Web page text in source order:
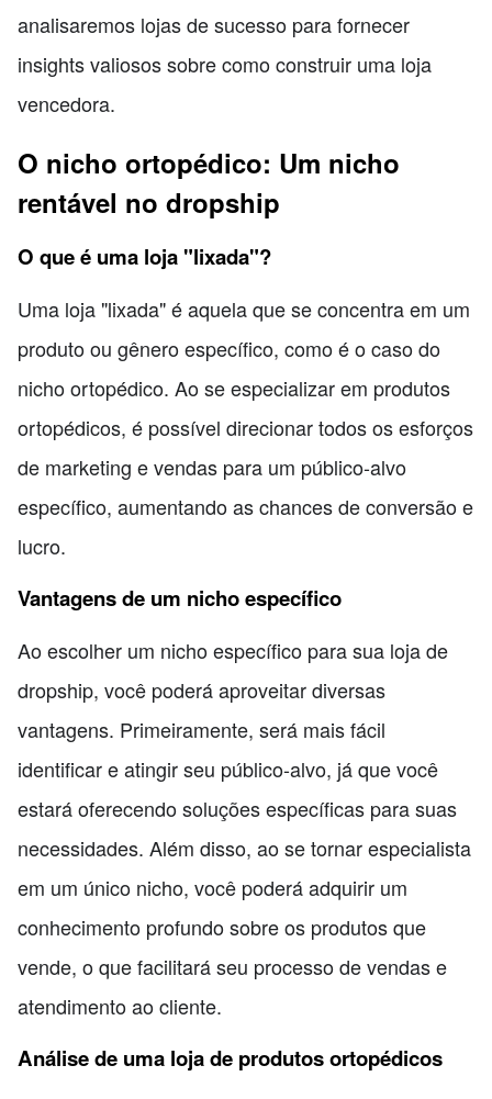
analisaremos lojas de sucesso para fornecer
insights valiosos sobre como construir uma loja
vencedora.
O nicho ortopédico: Um nicho
rentável no dropship
O que é uma loja "lixada"?
Uma loja "lixada" é aquela que se concentra em um
produto ou gênero específico, como é o caso do
nicho ortopédico. Ao se especializar em produtos
ortopédicos, é possível direcionar todos os esforços
de marketing e vendas para um público-alvo
específico, aumentando as chances de conversão e
lucro.
Vantagens de um nicho específico
Ao escolher um nicho específico para sua loja de
dropship, você poderá aproveitar diversas
vantagens. Primeiramente, será mais fácil
identificar e atingir seu público-alvo, já que você
estará oferecendo soluções específicas para suas
necessidades. Além disso, ao se tornar especialista
em um único nicho, você poderá adquirir um
conhecimento profundo sobre os produtos que
vende, o que facilitará seu processo de vendas e
atendimento ao cliente.
Análise de uma loja de produtos ortopédicos